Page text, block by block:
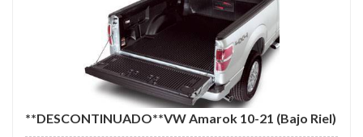
**DESCONTINUADO**VW Amarok 10-21 (Bajo Riel)